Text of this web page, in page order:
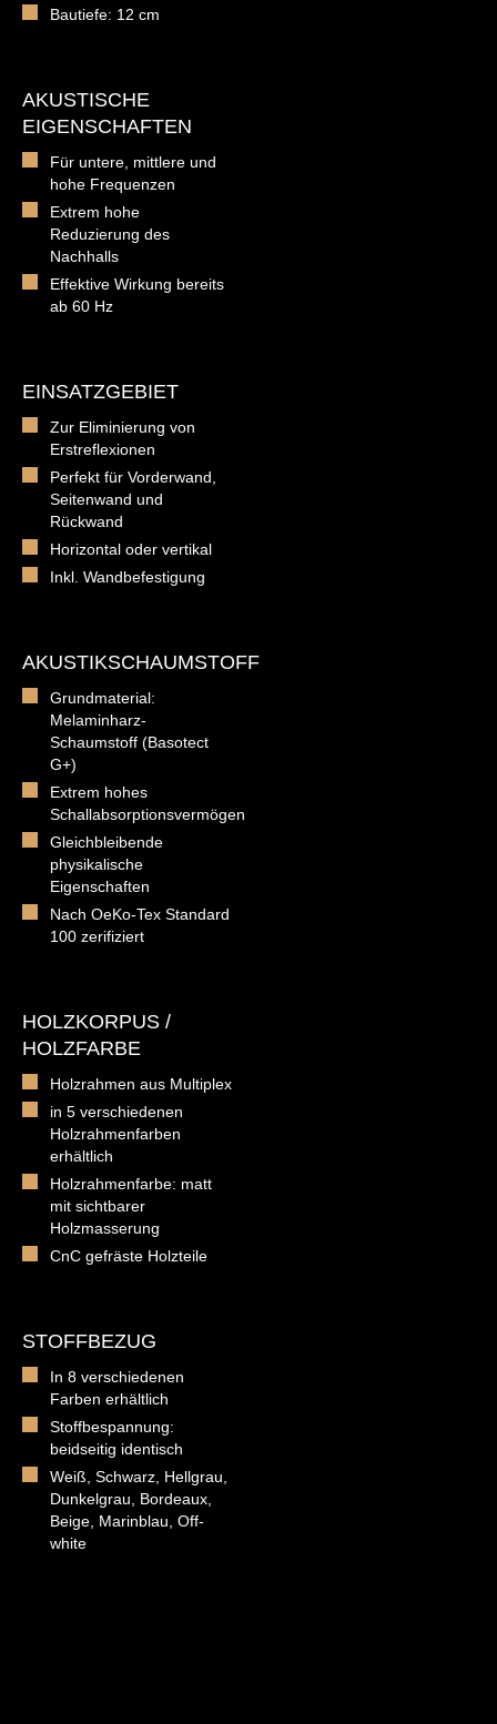
Bautiefe: 12 cm
AKUSTISCHE
EIGENSCHAFTEN
Für untere, mittlere und
hohe Frequenzen
Extrem hohe
Reduzierung des
Nachhalls
Effektive Wirkung bereits
ab 60 Hz
EINSATZGEBIET
Zur Eliminierung von
Erstreflexionen
Perfekt für Vorderwand,
Seitenwand und
Rückwand
Horizontal oder vertikal
Inkl. Wandbefestigung
AKUSTIKSCHAUMSTOFF
Grundmaterial:
Melaminharz-
Schaumstoff (Basotect
G+)
Extrem hohes
Schallabsorptionsvermögen
Gleichbleibende
physikalische
Eigenschaften
Nach OeKo-Tex Standard
100 zerifiziert
HOLZKORPUS /
HOLZFARBE
Holzrahmen aus Multiplex
in 5 verschiedenen
Holzrahmenfarben
erhältlich
Holzrahmenfarbe: matt
mit sichtbarer
Holzmasserung
CnC gefräste Holzteile
STOFFBEZUG
In 8 verschiedenen
Farben erhältlich
Stoffbespannung:
beidseitig identisch
Weiß, Schwarz, Hellgrau,
Dunkelgrau, Bordeaux,
Beige, Marinblau, Off-
white